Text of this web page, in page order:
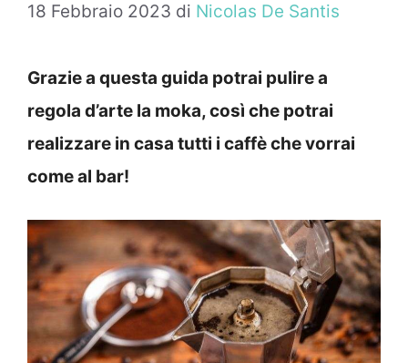
18 Febbraio 2023 di Nicolas De Santis
Grazie a questa guida potrai pulire a
regola d’arte la moka, così che potrai
realizzare in casa tutti i caffè che vorrai
come al bar!